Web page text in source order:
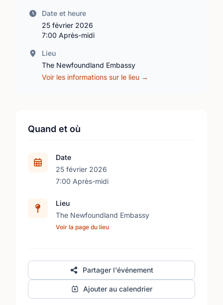
Date et heure
25 février 2026
7:00 Après-midi
Lieu
The Newfoundland Embassy
Voir les informations sur le lieu →
Quand et où
Date
25 février 2026
7:00 Après-midi
Lieu
The Newfoundland Embassy
Voir la page du lieu
Partager l'événement
Ajouter au calendrier